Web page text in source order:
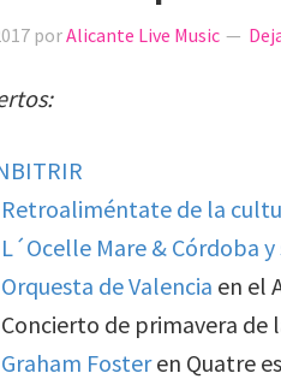
porAlicante Live Music
Retroaliméntate de la
L´Ocelle Mare & Córdoba y
Orquesta de Valencia en el
Concierto de primavera de
Graham Fosteren Quatre